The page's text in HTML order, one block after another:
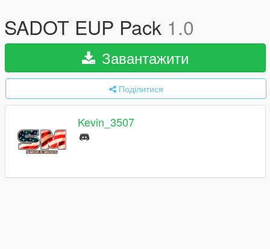
SADOT EUP Pack 1.0
Завантажити
Поділитися
Kevin_3507